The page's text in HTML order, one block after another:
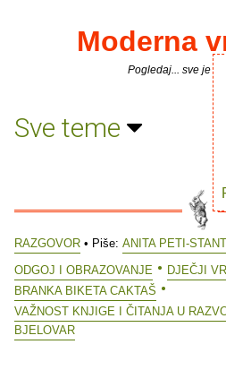
Moderna
Pogledaj... sve je
Sve teme
RAZGOVOR • Piše: ANITA PETI-
ODGOJ I OBRAZOVANJE
DJEČJI
BRANKA BIKETA CAKTAŠ
VAŽNOST KNJIGE I ČITANJA U
BJELOVAR